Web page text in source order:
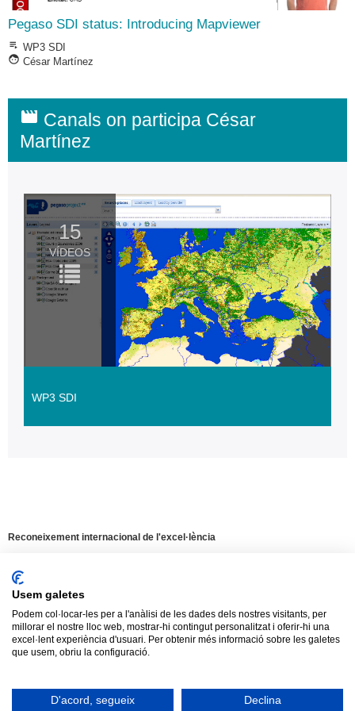
Pegaso SDI status: Introducing Mapviewer
playlist_play WP3 SDI
face César Martínez
movie Canals on participa César
Martínez
15
VÍDEOS
WP3 SDI
Reconeixement internacional de l'excel·lència
HR
Excellence
Euraxess
Avís legal Protecció de dades Sobre el web
Aquest web utilitzacookiespròpies i de
tercers per mesurar i gestionar visites al web
servei a partir dels hàbits de navegació dels
usuaris. En continuar amb la navegació
Tancar
Usem galetes
Podem col·locar-les per a l'anàlisi de les dades dels nostres visitants, per
millorar el nostre lloc web, mostrar-hi contingut personalitzat i oferir-hi una
excel·lent experiència d'usuari. Per obtenir més informació sobre les galetes
que usem, obriu la configuració.
D'acord, segueix Declina